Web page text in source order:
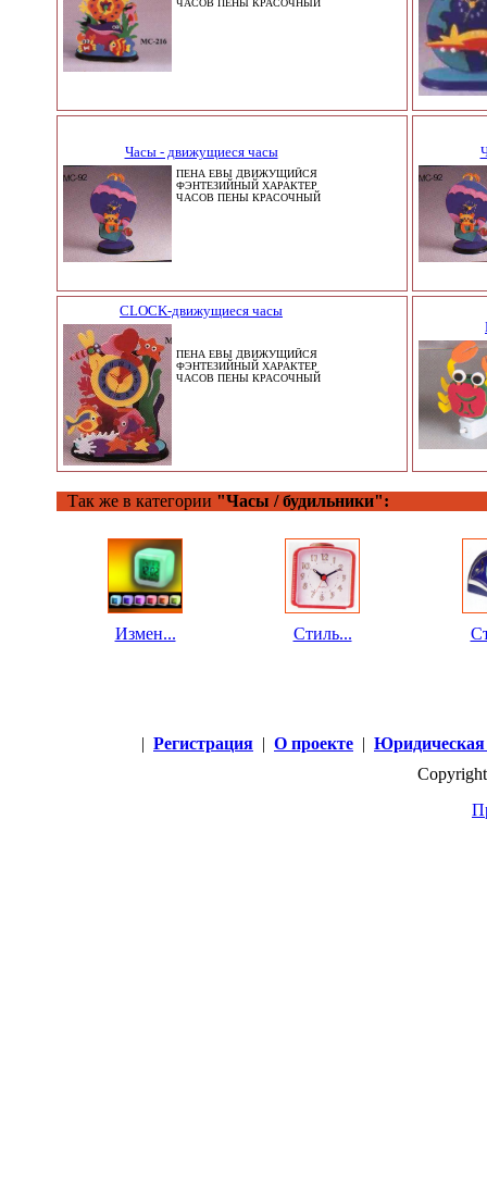
ЧАСОВ ПЕНЫ КРАСОЧНЫЙ
Часы - движущиеся часы
ПЕНА ЕВЫ ДВИЖУЩИЙСЯ
ФЭНТЕЗИЙНЫЙ ХАРАКТЕР
ЧАСОВ ПЕНЫ КРАСОЧНЫЙ
CLOCK-движущиеся часы
ПЕНА ЕВЫ ДВИЖУЩИЙСЯ
ФЭНТЕЗИЙНЫЙ ХАРАКТЕР
ЧАСОВ ПЕНЫ КРАСОЧНЫЙ
Так же в категории "Часы / будильники":
Измен... Стиль...
| Регистрация | О проекте |